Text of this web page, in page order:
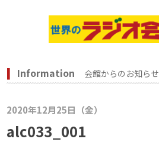
Information 会館からのお知らせ
2020年12月25日（金）
alc033_001